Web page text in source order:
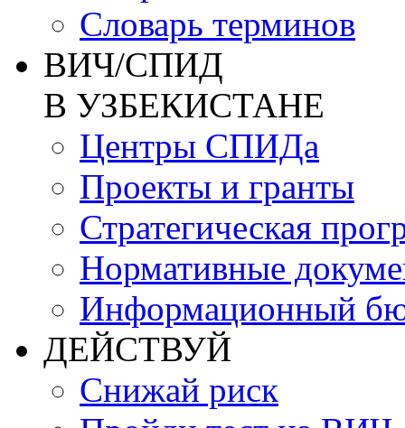
Словарь терминов
ВИЧ/СПИД
В УЗБЕКИСТАНЕ
Центры СПИДа
Проекты и гранты
Стратегическая
Нормативные
Информационный
ДЕЙСТВУЙ
Снижай риск